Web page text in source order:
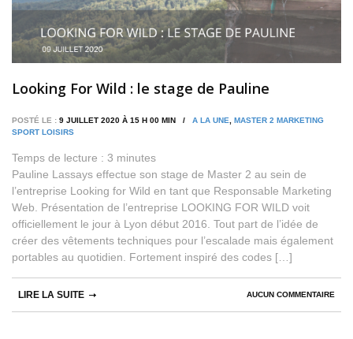
Looking For Wild : le stage de Pauline
POSTÉ LE : 9 JUILLET 2020 À 15 H 00 MIN / A LA UNE
MASTER 2 MARKETING
SPORT LOISIRS
Temps de lecture : 3 minutes
Pauline Lassays effectue son stage de Master 2 au sein de
l’entreprise Looking for Wild en tant que Responsable Marketing
Web. Présentation de l’entreprise LOOKING FOR WILD voit
officiellement le jour à Lyon début 2016. Tout part de l’idée de
créer des vêtements techniques pour l’escalade mais également
portables au quotidien. Fortement inspiré des codes […]
AUCUN COMMENTAIRE
LIRE LA SUITE